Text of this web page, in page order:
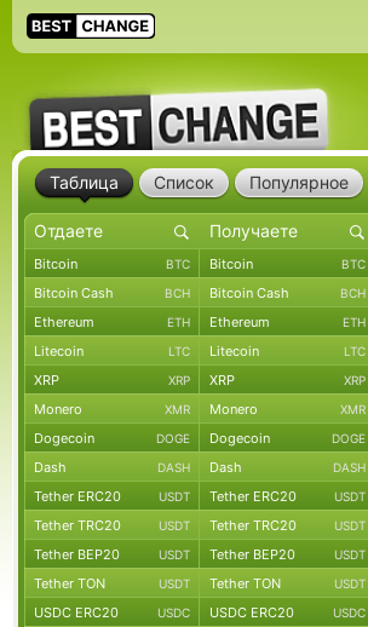
Таблица Список Популярное
Bitcoin BTC Bitcoin BTC
Bitcoin Cash BCH Bitcoin Cash BCH
Ethereum ETH Ethereum ETH
Litecoin LTC Litecoin LTC
XRP XRP XRP XRP
Monero XMR Monero XMR
Dogecoin DOGE Dogecoin DOGE
Dash DASH Dash DASH
Tether ERC20 USDT Tether ERC20 USDT
Tether TRC20 USDT Tether TRC20 USDT
Tether BEP20 USDT Tether BEP20 USDT
Tether TON USDT Tether TON USDT
USDC ERC20 USDC USDC ERC20 USDC